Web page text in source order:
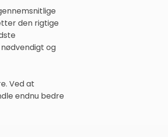
den rigtige
og
Ved at
endnu bedre